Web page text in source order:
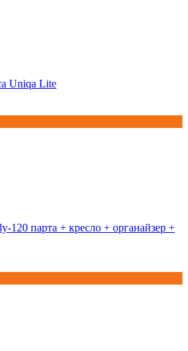
Uniqa Lite
120 парта + кресло + органайзер +